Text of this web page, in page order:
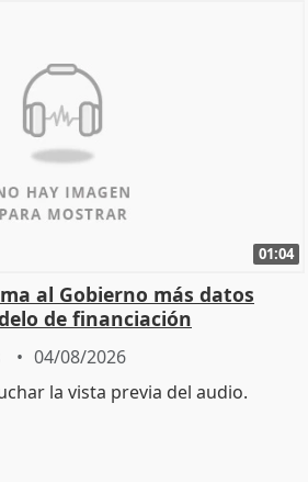
01:04
al Gobierno más datos
de financiación
04/08/2026